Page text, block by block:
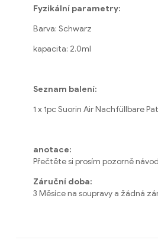
Fyzikální parametry:
Barva: Schwarz
kapacita: 2.0ml
Seznam balení:
1 x 1pc Suorin Air Nachfüllbare
anotace:
Přečtěte si prosím pozorně
Záruční doba:
3 Měsíce na soupravy a žádná